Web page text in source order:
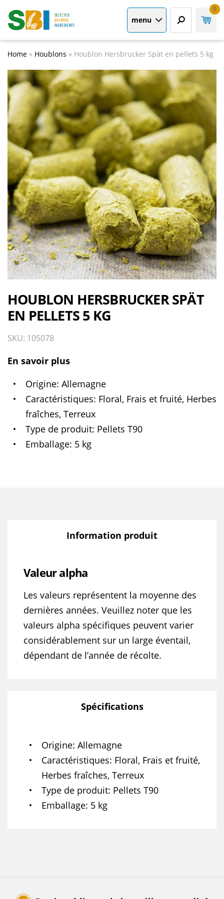
menu
0
Home » Houblons » Houblon Hersbrucker Spät en pellets 5 kg
HOUBLON HERSBRUCKER SPÄT
EN PELLETS 5 KG
SKU: 105078
En savoir plus
Origine Allemagne
Caractéristiques Floral, Frais et fruité, Herbes
fraîches, Terreux
Type de produit Pellets T90
Emballage 5 kg
Information produit
Valeur alpha
Les valeurs représentent la moyenne des
dernières années. Veuillez noter que les
valeurs alpha spécifiques peuvent varier
considérablement sur un large éventail,
dépendant de l’année de récolte.
Spécifications
Origine Allemagne
Caractéristiques Floral, Frais et fruité,
Herbes fraîches, Terreux
Type de produit Pellets T90
Emballage 5 kg